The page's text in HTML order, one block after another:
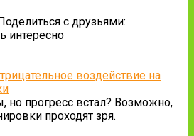
с друзьями:
интересно
воздействие на
но прогресс встал? Возможно,
проходят зря.